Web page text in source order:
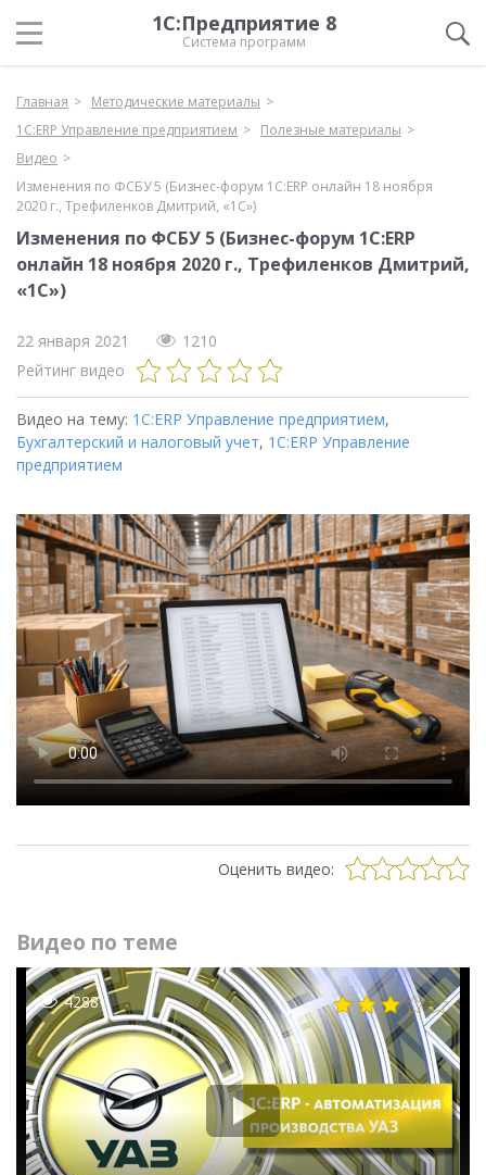
1С:Предприятие 8
Система программ
Главная
Методические материалы
1С:ERP Управление предприятием
Полезные материалы
Видео
Изменения по ФСБУ 5 (Бизнес-форум 1С:ERP онлайн 18 ноября
2020 г., Трефиленков Дмитрий, «1С»)
Изменения по ФСБУ 5 (Бизнес-форум 1С:ERP
онлайн 18 ноября 2020 г., Трефиленков Дмитрий,
«1С»)
22 января 2021
1210
Рейтинг видео
Видео на тему: 1С:ERP Управление предприятием,
Бухгалтерский и налоговый учет, 1С:ERP Управление
предприятием
Оценить видео:
Видео по теме
4288